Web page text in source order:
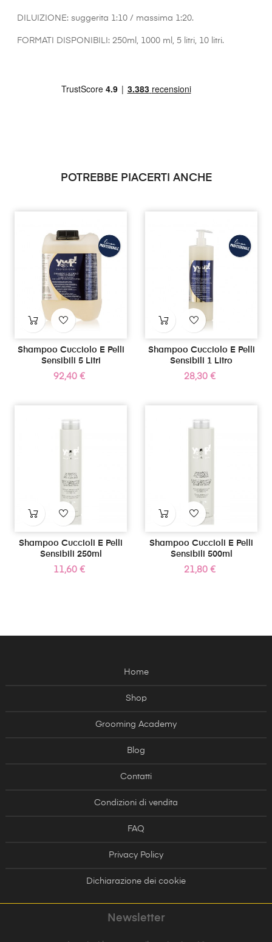
DILUIZIONE: suggerita 1:10 / massima 1:20.
FORMATI DISPONIBILI: 250ml, 1000 ml, 5 litri, 10 litri.
POTREBBE PIACERTI ANCHE
Shampoo Cucciolo E Pelli
Sensibili 5 Litri
Prezzo
92,40 €
Shampoo Cucciolo E Pelli
Sensibili 1 Litro
Prezzo
28,30 €
Shampoo Cuccioli E Pelli
Sensibili 250ml
Prezzo
11,60 €
Shampoo Cuccioli E Pelli
Sensibili 500ml
Prezzo
21,80 €
Home
Shop
Grooming Academy
Blog
Contatti
Condizioni di vendita
FAQ
Privacy Policy
Dichiarazione dei cookie
Newsletter